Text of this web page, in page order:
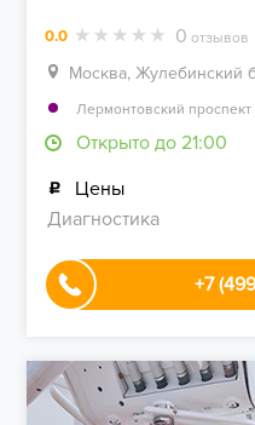
0.0 0 отзывов
Москва, Жулебинский
Лермонтовский проспект
Открыто до 21:00
Цены
Диагностика
+7